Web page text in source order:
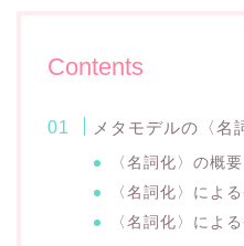
Contents
メタモデルの〈名
〈名詞化〉の概要
〈名詞化〉によ
〈名詞化〉によ